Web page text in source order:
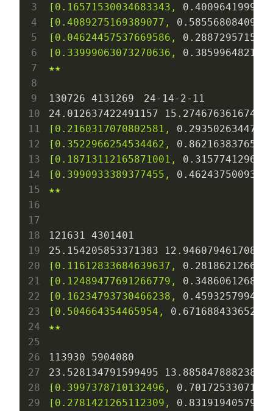
[0.16571530034683343,
[0.4089275169389077,
[0.04624457537669586,
[0.33999063073270636,
★★
130726 4131269 24-14-2-11
24.012637422491157
15.27467636167492
[0.2160317070802581,
[0.3522966254534462,
[0.18713112165871001,
[0.3990933389377455,
★★
121631 4301401
25.154205853371383
[0.11612833684639637,
[0.12489477691266779,
[0.16234793730466238,
[0.504664354465954,
★★
113930
5904080
23.528134791599495
[0.3997378710132496,
[0.2781421265112309,